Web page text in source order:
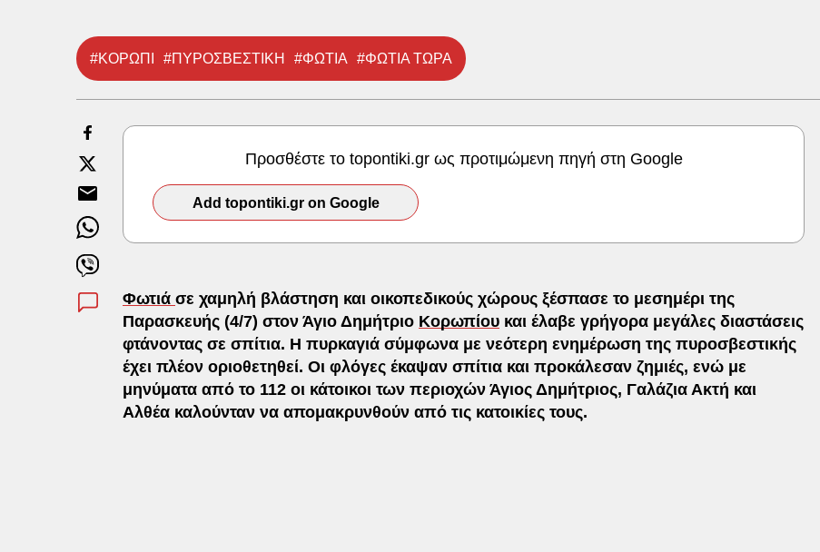
#ΚΟΡΩΠΙ #ΠΥΡΟΣΒΕΣΤΙΚΗ #ΦΩΤΙΑ #ΦΩΤΙΑ ΤΩΡΑ
Προσθέστε το topontiki.gr ως προτιμώμενη πηγή στη Google
Add topontiki.gr on Google
Φωτιά σε χαμηλή βλάστηση και οικοπεδικούς χώρους ξέσπασε το μεσημέρι της
Παρασκευής (4/7) στον Άγιο Δημήτριο Κορωπίου και έλαβε γρήγορα μεγάλες διαστάσεις
φτάνοντας σε σπίτια. Η πυρκαγιά σύμφωνα με νεότερη ενημέρωση της πυροσβεστικής
έχει πλέον οριοθετηθεί. Οι φλόγες έκαψαν σπίτια και προκάλεσαν ζημιές, ενώ με
μηνύματα από το 112 οι κάτοικοι των περιοχών Άγιος Δημήτριος, Γαλάζια Ακτή και
Αλθέα καλούνταν να απομακρυνθούν από τις κατοικίες τους.